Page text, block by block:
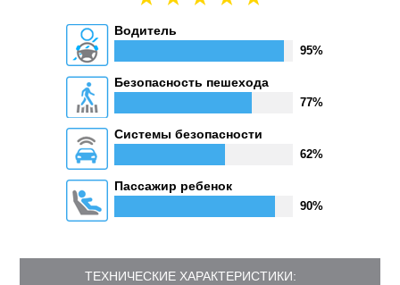
Водитель
95%
Безопасность пешехода
77%
Системы безопасности
62%
Пассажир ребенок
90%
ТЕХНИЧЕСКИЕ ХАРАКТЕРИСТИКИ: